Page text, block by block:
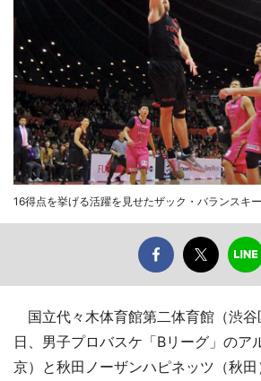
16得点を挙げる活躍を見せたザック・バランスキ
国立代々木体育館第二体育館（渋
日、男子プロバスケ「Bリーグ」のア
京）と秋田ノーザンハピネッツ（秋